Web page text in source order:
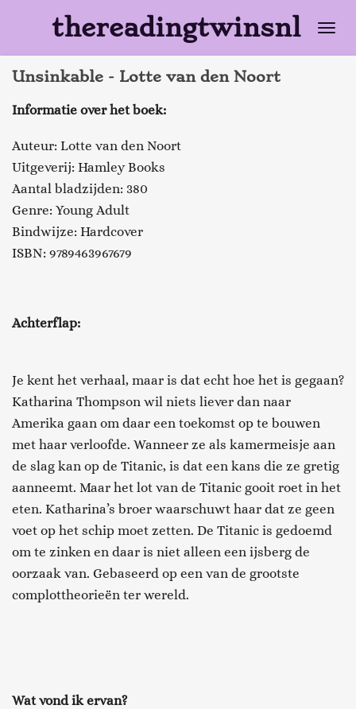
naar
de
hoofdinhoud
thereadingtwinsnl
Unsinkable - Lotte van den Noort
Informatie over het boek:
Auteur: Lotte van den Noort
Uitgeverij: Hamley Books
Aantal bladzijden: 380
Genre: Young Adult
Bindwijze: Hardcover
ISBN: 9789463967679
Achterflap:
Je kent het verhaal, maar is dat echt hoe het is gegaan?
Katharina Thompson wil niets liever dan naar
Amerika gaan om daar een toekomst op te bouwen
met haar verloofde. Wanneer ze als kamermeisje aan
de slag kan op de Titanic, is dat een kans die ze gretig
aanneemt. Maar het lot van de Titanic gooit roet in het
eten. Katharina’s broer waarschuwt haar dat ze geen
voet op het schip moet zetten. De Titanic is gedoemd
om te zinken en daar is niet alleen een ijsberg de
oorzaak van. Gebaseerd op een van de grootste
complottheorieën ter wereld.
Wat vond ik ervan?